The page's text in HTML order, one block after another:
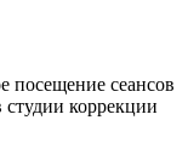
посещение сеансов
коррекции